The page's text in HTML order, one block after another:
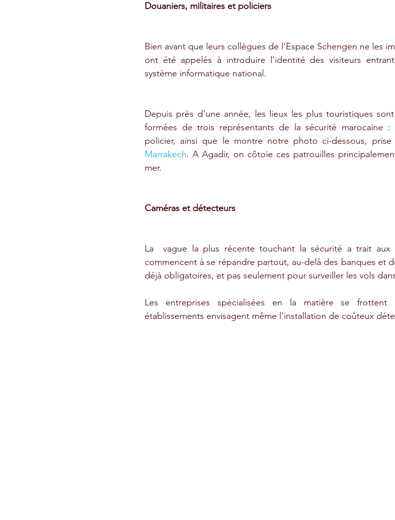
Douaniers, militaires et policiers
Bien avant que leurs collègues de l'Espace Schengen ne les
ont été appelés à introduire l'identité des visiteurs
système informatique national.
Depuis près d'une année, les lieux les plus touristiques
formées de trois représentants de la sécurité marocaine :
policier, ainsi que le montre notre photo ci-dessous, prise
Marrakech. A Agadir, on côtoie ces patrouilles
mer.
Caméras et détecteurs
La  vague la plus récente touchant la sécurité a trait aux
commencent à se répandre partout, au-delà des banques et
déjà obligatoires, et pas seulement pour surveiller les vols
Les entreprises spécialisées en la matière se frottent
établissements envisagent même l’installation de coûteux